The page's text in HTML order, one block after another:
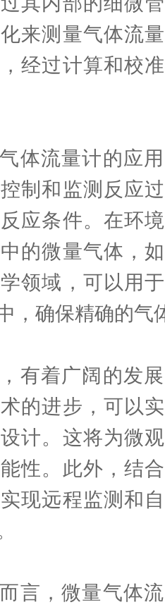
来测量气体流
经过计算和校
流量计的应用
制和监测反应
应条件。在环
的微量气体，
领域，可以用
，确保精确的气
着广阔的发展
的进步，可以
计。这将为微
性。此外，结
现远程监测和
，微量气体流